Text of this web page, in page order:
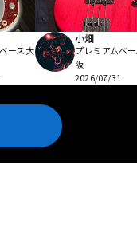
ース大
小畑
プレミアムベ
阪
2026/07/31